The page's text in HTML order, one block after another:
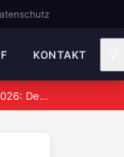
KONTAKT
Leitfaden